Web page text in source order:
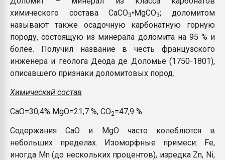
Всё, что касается
бутылок
ПЕРЕЙТИ НА
химического состава CaCO3•MgCO3; доломитом
называют также осадочную карбонатную горную
породу, состоящую из минерала доломита на 95 % и
более. Получил название в честь французского
инженера и геолога Деода де Доломьё (1750-1801),
описавшего признаки доломитовых пород.
Химический состав
CaO=30,4% MgO=21,7 %, CO2=47,9 %.
Содержания CaO и MgO часто колеблются в
небольших пределах. Изоморфные примеси: Fe,
иногда Mn (до нескольких процентов), изредка Zn, Ni,